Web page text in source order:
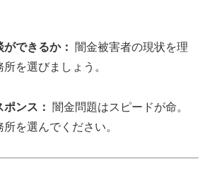
できるか：
闇金被害者の現状を理
を選びましょう。
ンス：
闇金問題はスピードが命。
を選んでください。